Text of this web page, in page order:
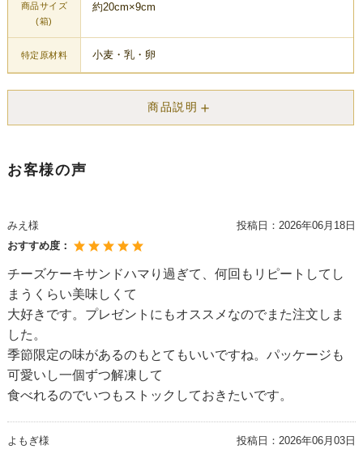
商品サイズ
(箱)
約20cm×9cm
特定原材料 小麦・乳・卵
商品説明 ＋
お客様の声
みえ様 投稿日： 2026年06月18日
おすすめ度：
チーズケーキサンドハマり過ぎて、何回もリピートしてし
まうくらい美味しくて
大好きです。プレゼントにもオススメなのでまた注文しま
した。
季節限定の味があるのもとてもいいですね。パッケージも
可愛いし一個ずつ解凍して
食べれるのでいつもストックしておきたいです。
よもぎ様 投稿日： 2026年06月03日